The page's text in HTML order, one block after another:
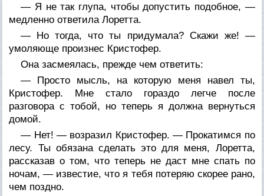
— Я не так глупа, чтобы допустить подобное, —
медленно ответила Лоретта.
— Но тогда, что ты придумала? Скажи же! —
умоляюще произнес Кристофер.
Она засмеялась, прежде чем ответить:
— Просто мысль, на которую меня навел ты,
Кристофер. Мне стало гораздо легче после
разговора с тобой, но теперь я должна вернуться
домой.
— Нет! — возразил Кристофер. — Прокатимся по
лесу. Ты обязана сделать это для меня, Лоретта,
рассказав о том, что теперь не даст мне спать по
ночам, — известие, что я тебя потеряю скорее рано,
чем поздно.